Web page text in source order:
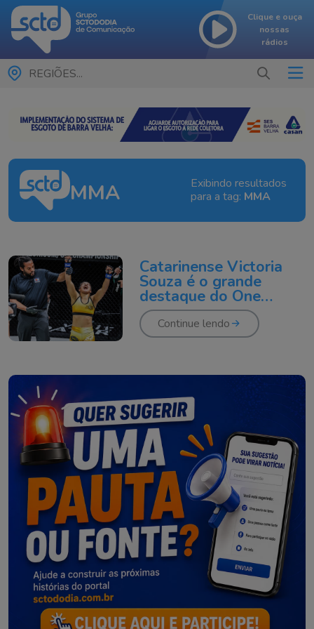
Clique e ouça
nossas
rádios
REGIÕES...
MMA
Exibindo resultados
para a tag: MMA
Catarinense Victoria
Souza é o grande
destaque do One
Championship
Continue lendo